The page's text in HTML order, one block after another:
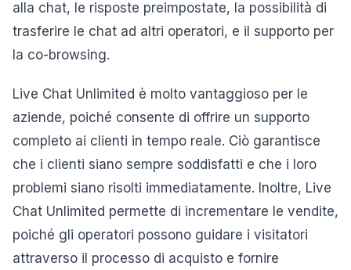
alla chat, le risposte preimpostate, la possibilità di
trasferire le chat ad altri operatori, e il supporto per
la co-browsing.
Live Chat Unlimited è molto vantaggioso per le
aziende, poiché consente di offrire un supporto
completo ai clienti in tempo reale. Ciò garantisce
che i clienti siano sempre soddisfatti e che i loro
problemi siano risolti immediatamente. Inoltre, Live
Chat Unlimited permette di incrementare le vendite,
poiché gli operatori possono guidare i visitatori
attraverso il processo di acquisto e fornire